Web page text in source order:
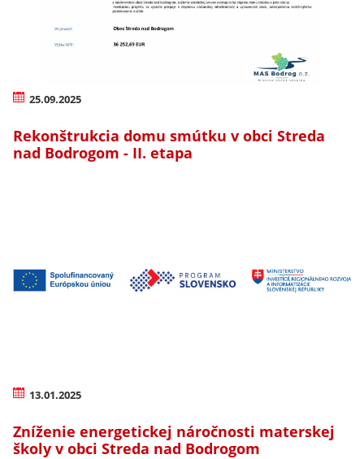
25.09.2025
Rekonštrukcia domu smútku v obci Streda
nad Bodrogom - II. etapa
13.01.2025
Zníženie energetickej náročnosti materskej
školy v obci Streda nad Bodrogom